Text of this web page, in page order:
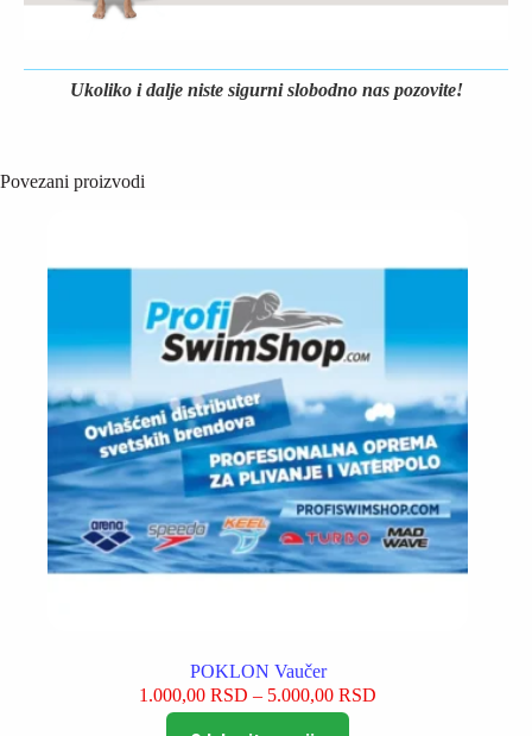
Ukoliko i dalje niste sigurni slobodno nas pozovite!
Povezani proizvodi
POKLON Vaučer
1.000,00RSD – 5.000,00RSD